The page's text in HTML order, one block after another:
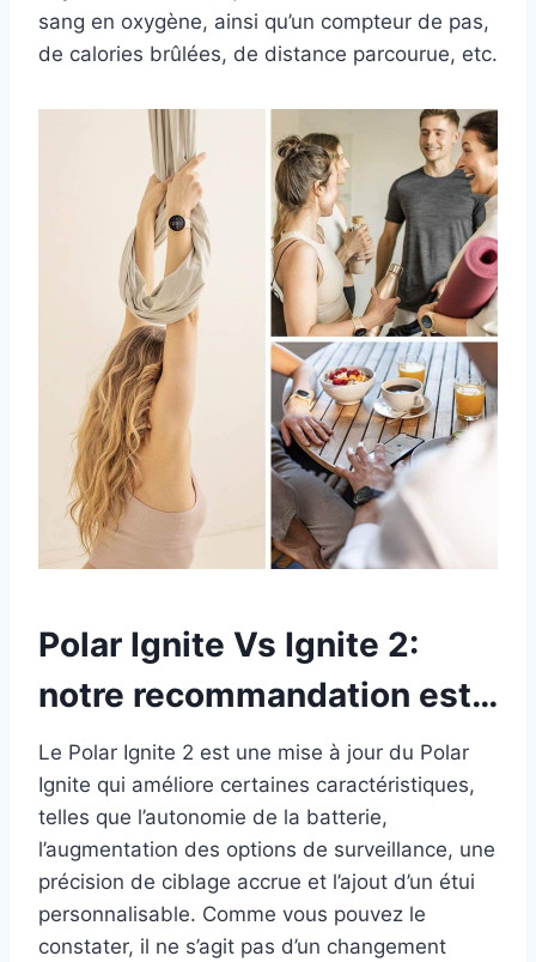
sang en oxygène, ainsi qu’un compteur de pas,
de calories brûlées, de distance parcourue, etc.
Polar Ignite Vs Ignite 2:
notre recommandation est…
Le Polar Ignite 2 est une mise à jour du Polar
Ignite qui améliore certaines caractéristiques,
telles que l’autonomie de la batterie,
l’augmentation des options de surveillance, une
précision de ciblage accrue et l’ajout d’un étui
personnalisable. Comme vous pouvez le
constater, il ne s’agit pas d’un changement